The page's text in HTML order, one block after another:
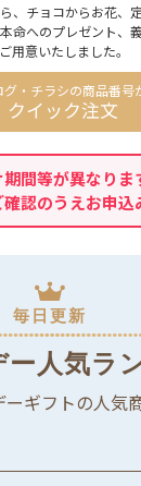
、チョコからお花、
命へのプレゼント、
用意いたしました。
グ・チラシの商品番号
クイック注文
間等が異なりま
認のうえお申込
毎日更新
ー人気ラ
ギフトの人気